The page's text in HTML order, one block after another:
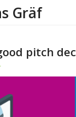
Gräf
pitch